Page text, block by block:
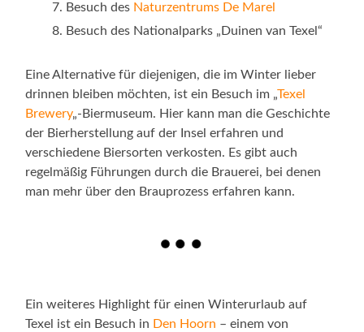
Besuch des Naturzentrums De Marel
Besuch des Nationalparks „Duinen van Texel“
Eine Alternative für diejenigen, die im Winter lieber
drinnen bleiben möchten, ist ein Besuch im „Texel
Brewery„-Biermuseum. Hier kann man die Geschichte
der Bierherstellung auf der Insel erfahren und
verschiedene Biersorten verkosten. Es gibt auch
regelmäßig Führungen durch die Brauerei, bei denen
man mehr über den Brauprozess erfahren kann.
Ein weiteres Highlight für einen Winterurlaub auf
Texel ist ein Besuch in Den Hoorn – einem von